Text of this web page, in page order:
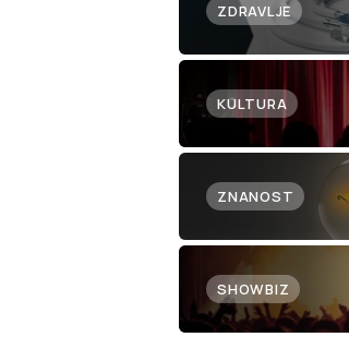
ZDRAVLJE
KULTURA
ZNANOST
SHOWBIZ